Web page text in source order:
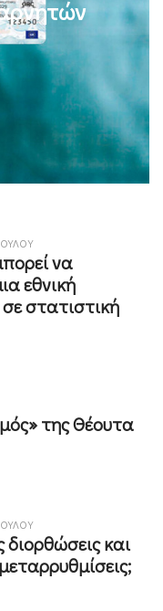
να
εθνική
στατιστική
της Θέουτα
διορθώσεις και